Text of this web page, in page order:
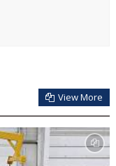
View More